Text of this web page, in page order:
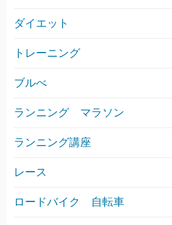
ダイエット
トレーニング
ブルべ
ランニング マラソン
ランニング講座
レース
ロードバイク 自転車